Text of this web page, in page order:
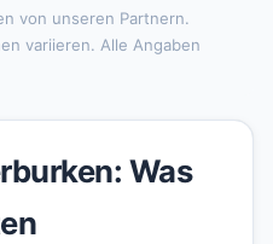
von unseren Partnern.
variieren. Alle Angaben
Was